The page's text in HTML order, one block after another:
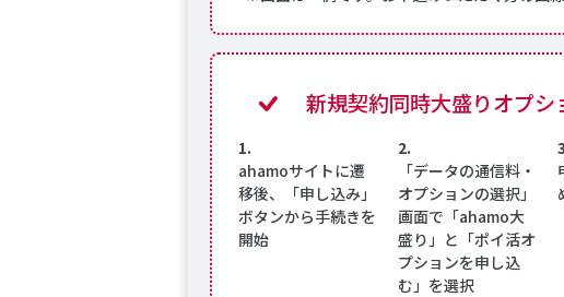
新規契約同時大盛りオプシ
1.
ahamoサイトに遷
移後、「申し込み」
ボタンから手続きを
開始
2.
「データの通信料・
オプションの選択」
画面で「ahamo大
盛り」と「ポイ活オ
プションを申し込
む」を選択